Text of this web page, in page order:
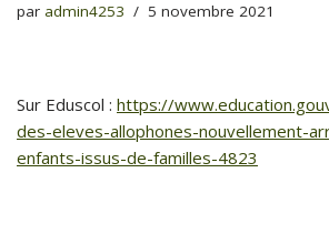
par admin4253 5 novembre 2021
Sur Eduscol : https://
des-eleves-allophones-nouvellement-
enfants-issus-de-familles-4823